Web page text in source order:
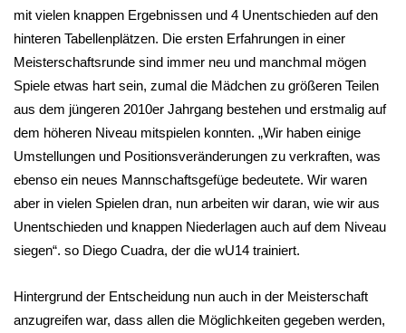
mit vielen knappen Ergebnissen und 4 Unentschieden auf den
hinteren Tabellenplätzen. Die ersten Erfahrungen in einer
Meisterschaftsrunde sind immer neu und manchmal mögen
Spiele etwas hart sein, zumal die Mädchen zu größeren Teilen
aus dem jüngeren 2010er Jahrgang bestehen und erstmalig auf
dem höheren Niveau mitspielen konnten. „Wir haben einige
Umstellungen und Positionsveränderungen zu verkraften, was
ebenso ein neues Mannschaftsgefüge bedeutete. Wir waren
aber in vielen Spielen dran, nun arbeiten wir daran, wie wir aus
Unentschieden und knappen Niederlagen auch auf dem Niveau
siegen“. so Diego Cuadra, der die wU14 trainiert.
Hintergrund der Entscheidung nun auch in der Meisterschaft
anzugreifen war, dass allen die Möglichkeiten gegeben werden,